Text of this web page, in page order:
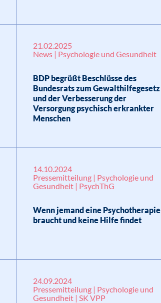
21.02.2025
News | Psychologie und Gesundheit
BDP begrüßt Beschlüsse des
Bundesrats zum Gewalthilfegesetz
und der Verbesserung der
Versorgung psychisch erkrankter
Menschen
14.10.2024
Pressemitteilung | Psychologie und
Gesundheit | PsychThG
Wenn jemand eine Psychotherapie
braucht und keine Hilfe findet
24.09.2024
Pressemitteilung | Psychologie und
Gesundheit | SK VPP